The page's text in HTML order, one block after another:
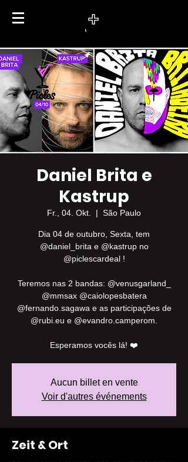
Daniel Brita e
Kastrup
Fr., 04. Okt.
  |
São Paulo
Dia 04 de outubro, Sexta, tem
@daniel_brita e @kastrup no
@piclescardeal !
Teremos nas 2 bandas: @venusgarland_
@mmsax @caiolopesbatera
@fernando.sagawa e as participações de
@rubi.eu e @evandro.camperom.
Aucun billet en vente
Voir d'autres événements
Zeit & Ort